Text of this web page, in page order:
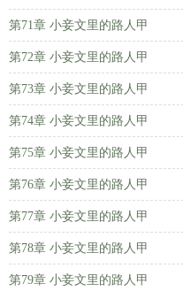
第71章 小妾文里的路人甲
第72章 小妾文里的路人甲
第73章 小妾文里的路人甲
第74章 小妾文里的路人甲
第75章 小妾文里的路人甲
第76章 小妾文里的路人甲
第77章 小妾文里的路人甲
第78章 小妾文里的路人甲
第79章 小妾文里的路人甲